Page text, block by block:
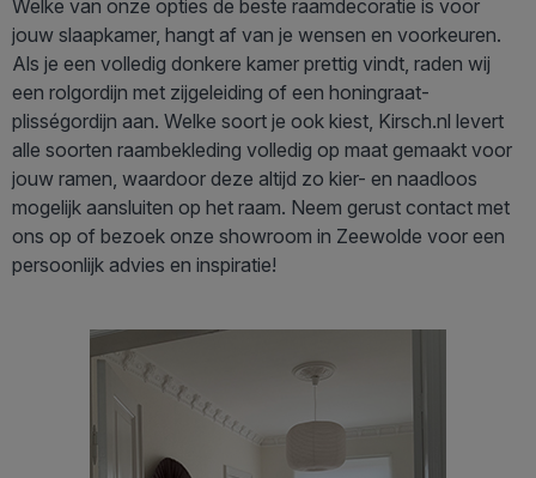
Welke van onze opties de beste raamdecoratie is voor
jouw slaapkamer, hangt af van je wensen en voorkeuren.
Als je een volledig donkere kamer prettig vindt, raden wij
een rolgordijn met zijgeleiding of een honingraat-
plisségordijn aan. Welke soort je ook kiest, Kirsch.nl levert
alle soorten raambekleding volledig op maat gemaakt voor
jouw ramen, waardoor deze altijd zo kier- en naadloos
mogelijk aansluiten op het raam. Neem gerust contact met
ons op of bezoek onze showroom in Zeewolde voor een
persoonlijk advies en inspiratie!